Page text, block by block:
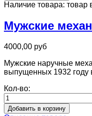
Наличие товара: товар
Мужские
4000,00 руб
Мужские наручные
выпущенных 1932 году
Кол-во: